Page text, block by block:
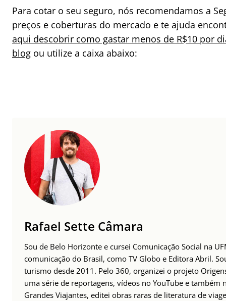
Para cotar o seu seguro, nós recomendamos a
preços e coberturas do mercado e te ajuda
aqui descobrir como gastar menos de R$10 por
blog ou utilize a caixa abaixo:
Rafael Sette Câmara
Sou de Belo Horizonte e cursei Comunicação Social na
comunicação do Brasil, como TV Globo e Editora Abril.
turismo desde 2011. Pelo 360, organizei o projeto
uma série de reportagens, vídeos no YouTube e
Grandes Viajantes, editei obras raras de literatura de